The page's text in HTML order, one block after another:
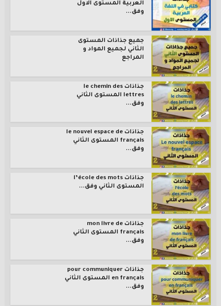
العربية المستوى الاول
وفق...
جميع جذاذات المستوى
الثاني لجميع المواد و
المراجع
جذاذات le chemin des
lettres المستوى الثاني
وفق...
جذاذات le nouvel espace de
français المستوى الثاني
وفق...
جذاذات l’école des mots
المستوى الثاني وفق...
جذاذات mon livre de
français المستوى الثاني
وفق...
جذاذات pour communiquer
en français المستوى الثاني
وفق...